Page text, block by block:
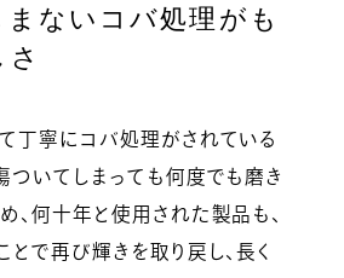
ないコバ処理がも
丁寧にコバ処理がされている
ついてしまっても何度でも磨き
、何十年と使用された製品も、
とで再び輝きを取り戻し、長く